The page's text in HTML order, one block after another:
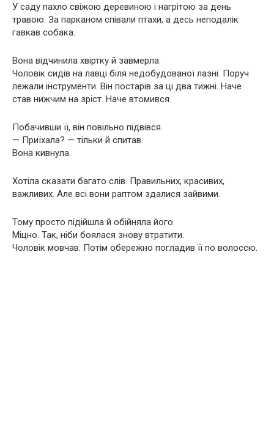
У саду пахло свіжою деревиною і нагрітою за день
травою. За парканом співали птахи, а десь неподалік
гавкав собака.
Вона відчинила хвіртку й завмерла.
Чоловік сидів на лавці біля недобудованої лазні. Поруч
лежали інструменти. Він постарів за ці два тижні. Наче
став нижчим на зріст. Наче втомився.
Побачивши її, він повільно підвівся.
— Приїхала? — тільки й спитав.
Вона кивнула.
Хотіла сказати багато слів. Правильних, красивих,
важливих. Але всі вони раптом здалися зайвими.
Тому просто підійшла й обійняла його.
Міцно. Так, ніби боялася знову втратити.
Чоловік мовчав. Потім обережно погладив її по волоссю.